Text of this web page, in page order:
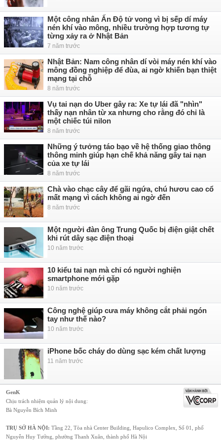
Một công nhân Ấn Độ tử vong vì bị sếp dí máy
nén khí vào mông, nhiều trường hợp tương tự
từng xảy ra ở Nhật Bản
7 năm trước
Nhật Bản: Nam công nhân dí vòi máy nén khí vào
mông đồng nghiệp để đùa, ai ngờ khiến bạn thiệt
mạng tại chỗ
8 năm trước
Vụ tai nạn do Uber gây ra: Xe tự lái đã "nhìn"
thấy nạn nhân từ xa nhưng cho rằng đó chỉ là
một chiếc túi nilon
8 năm trước
Những ý tưởng táo bạo về hệ thống giao thông
thông minh giúp hạn chế khả năng gây tai nạn
của xe tự lái
8 năm trước
Chà vào chạc cây để gãi ngứa, chú hươu cao cổ
mất mạng vì cách không ai ngờ đến
8 năm trước
Một người đàn ông Trung Quốc bị điện giật chết
khi rút dây sạc điện thoại
10 năm trước
10 kiểu tai nạn mà chỉ có người nghiện
smartphone mới gặp
10 năm trước
Công nghệ giúp cưa máy không cắt phải ngón
tay như thế nào?
10 năm trước
iPhone bốc cháy do dùng sạc kém chất lượng
11 năm trước
GenK
Chịu trách nhiệm quản lý nội dung:
Bà Nguyễn Bích Minh
TRỤ SỞ HÀ NỘI: Tầng 22, Tòa nhà Center Building, Hapulico Complex, Số 01, phố
Nguyễn Huy Tưởng, phường Thanh Xuân, thành phố Hà Nội